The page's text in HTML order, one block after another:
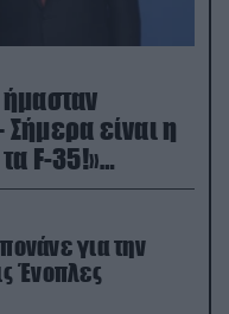
είναι η
F-35!»
για την
Ένοπλες